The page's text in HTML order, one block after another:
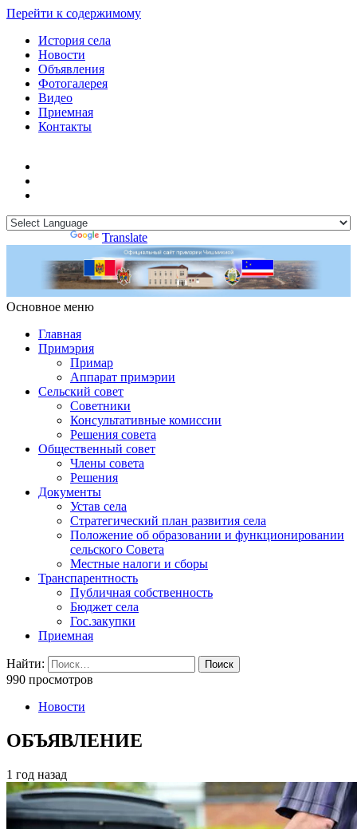
Перейти к содержимому
История села
Новости
Объявления
Фотогалерея
Видео
Приемная
Контакты
Translate
Основное меню
Примэрия Чишмикиой
Главная
Примэрия
Примар
Аппарат примэрии
Сельский совет
Советники
Консультативные комиссии
Решения совета
Общественный совет
Члены совета
Решения
Документы
Устав села
Стратегический план развития села
Положение об образовании и функционировании
сельского Совета
Местные налоги и сборы
Транспарентность
Публичная собственность
Бюджет села
Гос.закупки
Приемная
Найти:
990 просмотров
Новости
ОБЪЯВЛЕНИЕ
1 год назад